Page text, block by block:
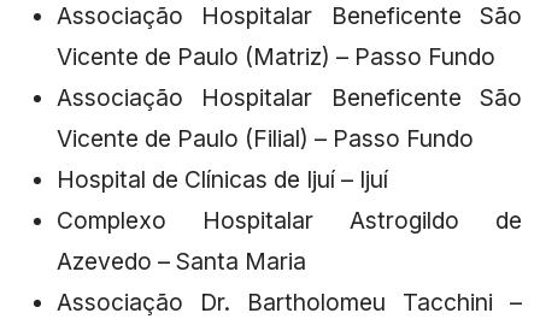
Associação Hospitalar Beneficente São
Vicente de Paulo (Matriz) – Passo Fundo
Associação Hospitalar Beneficente São
Vicente de Paulo (Filial) – Passo Fundo
Hospital de Clínicas de Ijuí – Ijuí
Complexo Hospitalar Astrogildo de
Azevedo – Santa Maria
Associação Dr. Bartholomeu Tacchini –